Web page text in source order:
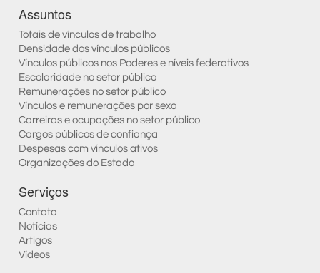
Assuntos
Totais de vínculos de trabalho
Densidade dos vínculos públicos
Vínculos públicos nos Poderes e níveis federativos
Escolaridade no setor público
Remunerações no setor público
Vínculos e remunerações por sexo
Carreiras e ocupações no setor público
Cargos públicos de confiança
Despesas com vínculos ativos
Organizações do Estado
Serviços
Contato
Notícias
Artigos
Vídeos